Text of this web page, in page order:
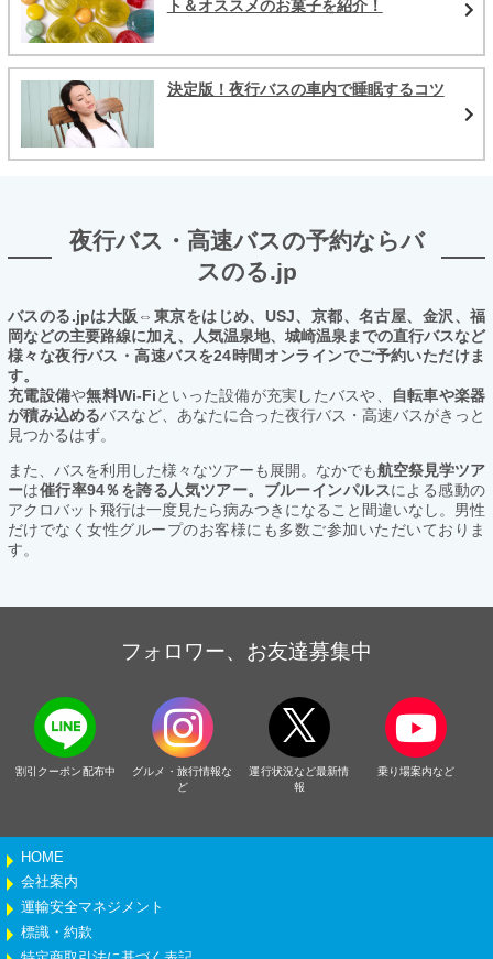
ト＆オススメのお菓子を紹介！
決定版！夜行バスの車内で睡眠するコツ
夜行バス・高速バスの予約ならバ
スのる.jp
バスのる.jpは大阪⇔東京をはじめ、USJ、京都、名古屋、金沢、福
岡などの主要路線に加え、人気温泉地、城崎温泉までの直行バスなど
様々な夜行バス・高速バスを24時間オンラインでご予約いただけま
す。
充電設備や無料Wi-Fiといった設備が充実したバスや、
自転車や楽器
が積み込めるバスなど、あなたに合った夜行バス・高速バスがきっと
見つかるはず。
また、バスを利用した様々なツアーも展開。なかでも航空祭見学ツア
ーは催行率94％を誇る人気ツアー。ブルーインパルスによる感動の
アクロバット飛行は一度見たら病みつきになること間違いなし。男性
だけでなく女性グループのお客様にも多数ご参加いただいておりま
す。
フォロワー、お友達募集中
割引クーポン配布中
グルメ・旅行情報な
ど
運行状況など最新情
報
乗り場案内など
HOME
会社案内
運輸安全マネジメント
標識・約款